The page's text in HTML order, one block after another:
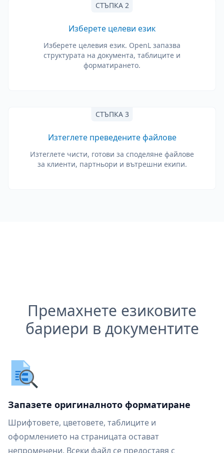
СТЪПКА 2
Изберете целеви език
Изберете целевия език. OpenL запазва
структурата на документа, таблиците и
форматирането.
СТЪПКА 3
Изтеглете преведените файлове
Изтеглете чисти, готови за споделяне файлове
за клиенти, партньори и вътрешни екипи.
Премахнете езиковите
бариери в документите
Запазете оригиналното форматиране
Шрифтовете, цветовете, таблиците и
оформлението на страницата остават
непроменени. Всеки файл се предоставя с